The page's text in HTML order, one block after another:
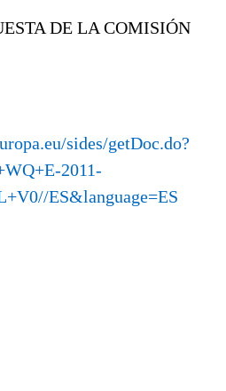
DE LA COMISIÓN
sides/getDoc.do?
2011-
ES&language=ES